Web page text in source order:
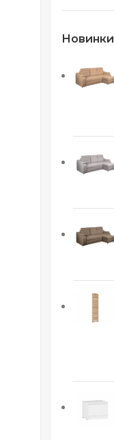
Новинки